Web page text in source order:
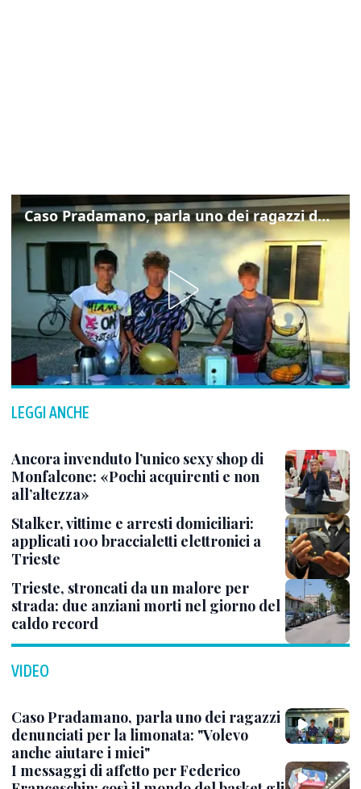
Caso Pradamano, parla uno dei ragazzi denunciati per la limonata: "Volevo anche aiutare i miei"
LEGGI ANCHE
Ancora invenduto l’unico sexy shop di
Monfalcone: «Pochi acquirenti e non
all’altezza»
Stalker, vittime e arresti domiciliari:
applicati 100 braccialetti elettronici a
Trieste
Trieste, stroncati da un malore per
strada: due anziani morti nel giorno del
caldo record
VIDEO
Caso Pradamano, parla uno dei ragazzi
denunciati per la limonata: "Volevo
anche aiutare i miei"
I messaggi di affetto per Federico